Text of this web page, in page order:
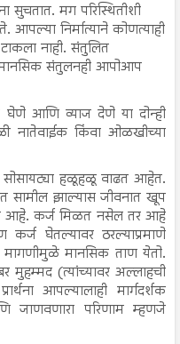
मग परिस्थितीशी
निर्मात्याने कोणत्याही
टाकला नाही. संतुलित
संतुलनही आपोआप
आणि व्याज देणे या दोन्ही
नातेवाईक किंवा ओळखीच्या
हळूहळू वाढत आहेत.
सामील झाल्यास जीवनात खूप
आहे. कर्ज मिळत नसेल तर आहे
घेतल्यावर ठरल्याप्रमाणे
मानसिक ताण येतो.
मुहम्मद (त्यांच्यावर अल्लाहची
आपल्यालाही मार्गदर्शक
जाणवणारा परिणाम म्हणजे